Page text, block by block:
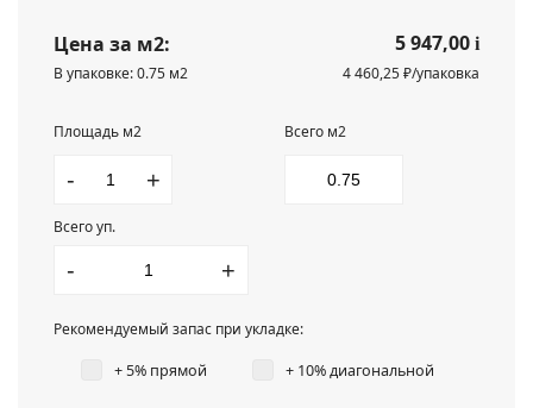
Цена за м2: 5 947,00 i
В упаковке: 0.75 м2
4 460,25 ₽/упаковка
Площадь м2
- +
Всего м2
Всего уп.
- +
Рекомендуемый запас при укладке:
+ 5% прямой + 10% диагональной